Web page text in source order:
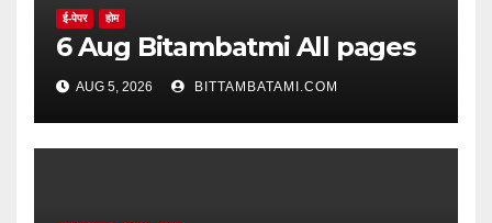
ई-पेपर होम
6 Aug Bitambatmi All pages
AUG 5, 2026 BITTAMBATAMI.COM